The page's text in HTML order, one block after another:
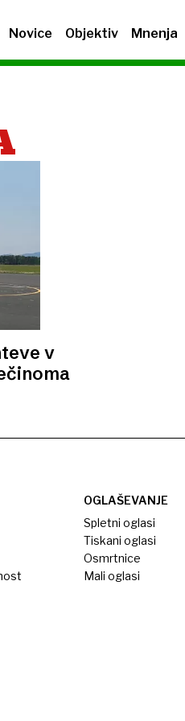
Novice Objektiv Mnenja
v
OGLAŠEVANJE
Spletni oglasi
Tiskani oglasi
Osmrtnice
Mali oglasi